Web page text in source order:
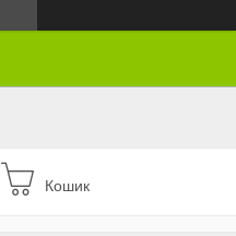
Кошик